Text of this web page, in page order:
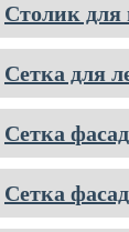
Столик для
Сетка для
Сетка
Сетка